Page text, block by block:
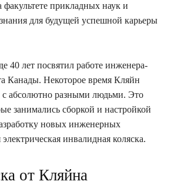
прикладных наук и
для будущей успешной карьеры
40 лет посвятил работе инженера-
Канады. Некоторое время Кляйн
с абсолютно разными людьми. Это
занимались сборкой и настройкой
новых инженерных
инвалидная коляска.
от Кляйна